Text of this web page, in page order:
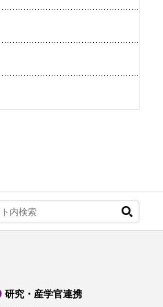
研究・産学官連携